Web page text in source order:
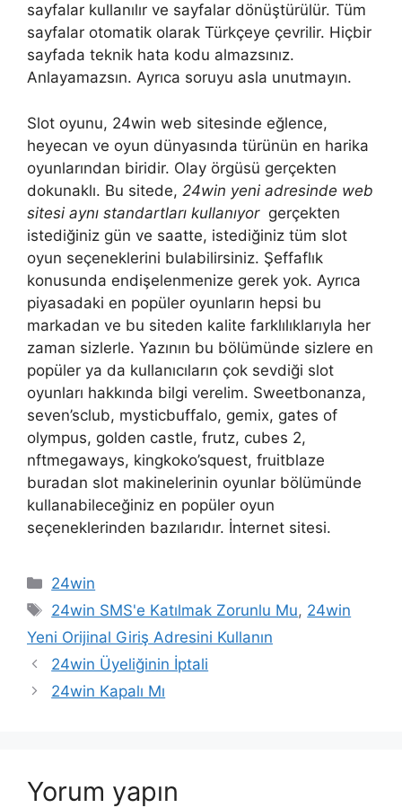
sayfalar kullanılır ve sayfalar dönüştürülür. Tüm
sayfalar otomatik olarak Türkçeye çevrilir. Hiçbir
sayfada teknik hata kodu almazsınız.
Anlayamazsın. Ayrıca soruyu asla unutmayın.
Slot oyunu, 24win web sitesinde eğlence,
heyecan ve oyun dünyasında türünün en harika
oyunlarından biridir. Olay örgüsü gerçekten
dokunaklı. Bu sitede, 24win yeni adresinde web
sitesi aynı standartları kullanıyorgerçekten
istediğiniz gün ve saatte, istediğiniz tüm slot
oyun seçeneklerini bulabilirsiniz. Şeffaflık
konusunda endişelenmenize gerek yok. Ayrıca
piyasadaki en popüler oyunların hepsi bu
markadan ve bu siteden kalite farklılıklarıyla her
zaman sizlerle. Yazının bu bölümünde sizlere en
popüler ya da kullanıcıların çok sevdiği slot
oyunları hakkında bilgi verelim. Sweetbonanza,
seven’sclub, mysticbuffalo, gemix, gates of
olympus, golden castle, frutz, cubes 2,
nftmegaways, kingkoko’squest, fruitblaze
buradan slot makinelerinin oyunlar bölümünde
kullanabileceğiniz en popüler oyun
seçeneklerinden bazılarıdır. İnternet sitesi.
Kategoriler
24win
Etiketler
24win SMS'e Katılmak Zorunlu Mu, 24win
Yeni Orijinal Giriş Adresini Kullanın
Yazı
dolaşımı
24win Üyeliğinin İptali
24win Kapalı Mı
Yorum yapın